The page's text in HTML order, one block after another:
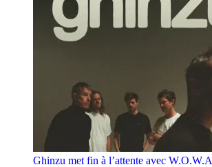
Ghinzu met fin à l’attente avec W.O.W.A